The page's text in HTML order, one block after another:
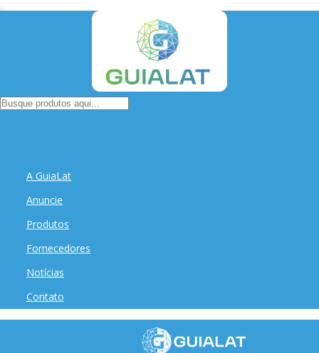
A GuiaLat
Anuncie
Produtos
Fornecedores
Notícias
Contato